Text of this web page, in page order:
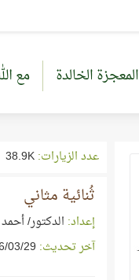
المعجزة الخالدة مع
عدد الزيارات:
ثُنائية مثاني
إعداد: الدكتور/
آخر تحديث: 29‏/03‏/2026 هـ 11-10-1447